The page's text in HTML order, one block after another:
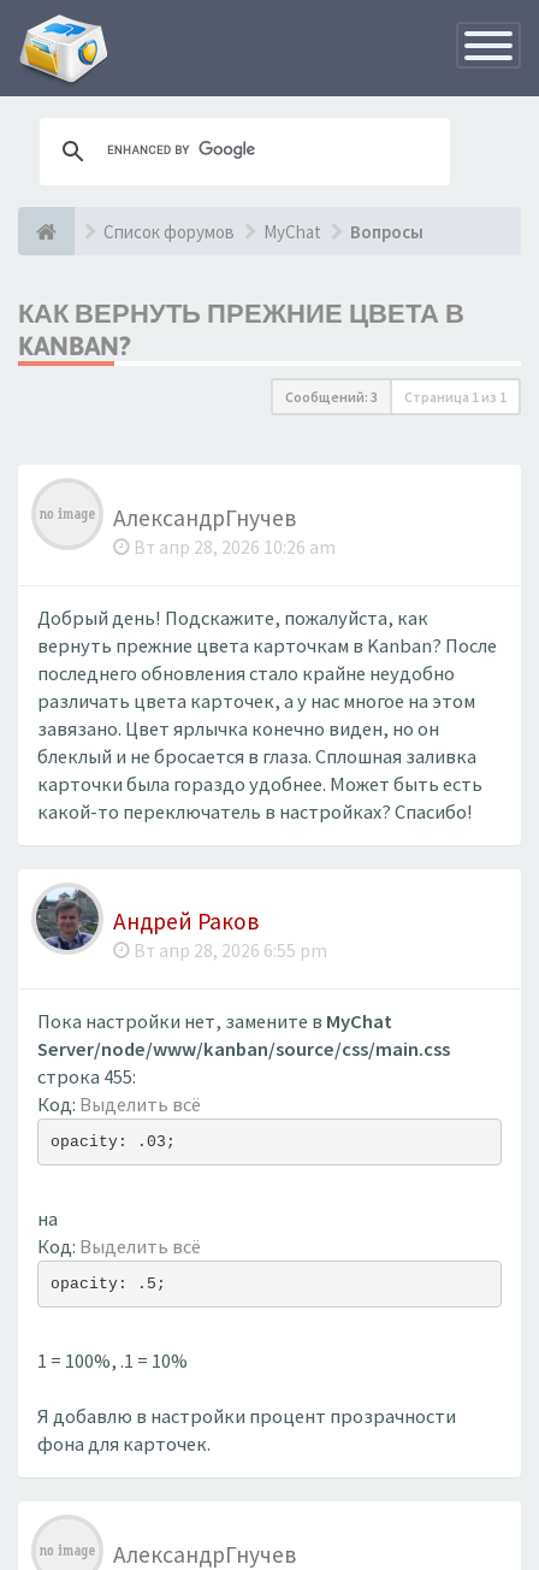
Список форумов MyChat Вопросы
КАК ВЕРНУТЬ ПРЕЖНИЕ ЦВЕТА В
KANBAN?
Сообщений: 3 Страница 1 из 1
АлександрГнучев
Вт апр 28, 2026 10:26 am
Добрый день! Подскажите, пожалуйста, как
вернуть прежние цвета карточкам в Kanban? После
последнего обновления стало крайне неудобно
различать цвета карточек, а у нас многое на этом
завязано. Цвет ярлычка конечно виден, но он
блеклый и не бросается в глаза. Сплошная заливка
карточки была гораздо удобнее. Может быть есть
какой-то переключатель в настройках? Спасибо!
Андрей Раков
Вт апр 28, 2026 6:55 pm
Пока настройки нет, замените в MyChat
Server/node/www/kanban/source/css/main.css
строка 455:
Код: Выделить всё
opacity: .03;
на
Код: Выделить всё
opacity: .5;
1 = 100%, .1 = 10%
Я добавлю в настройки процент прозрачности
фона для карточек.
АлександрГнучев